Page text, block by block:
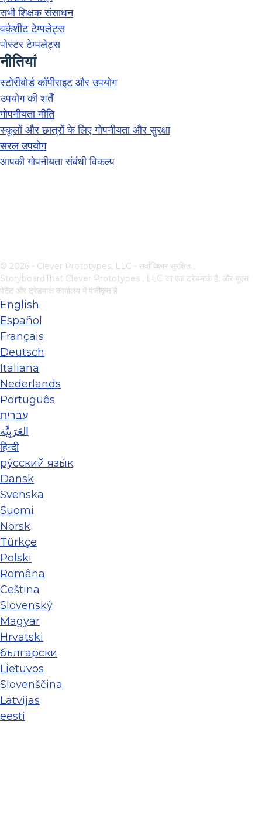
सभी शिक्षक संसाधन
वर्कशीट टेम्पलेट्स
पोस्टर टेम्पलेट्स
नीतियां
स्टोरीबोर्ड कॉपीराइट और उपयोग
उपयोग की शर्तें
गोपनीयता नीति
स्कूलों और छात्रों के लिए गोपनीयता और सुरक्षा
सरल उपयोग
आपकी गोपनीयता संबंधी विकल्प
© 2026 - Clever Prototypes, LLC - सर्वाधिकार सुरक्षित।
StoryboardThat Clever Prototypes , LLC का एक ट्रेडमार्क है, और यूएस
पेटेंट और ट्रेडमार्क कार्यालय में पंजीकृत है
English
Español
Français
Deutsch
Italiana
Nederlands
Português
עברית
العَرَبِيَّة
हिन्दी
ру́сский язы́к
Dansk
Svenska
Suomi
Norsk
Türkçe
Polski
Româna
Ceština
Slovenský
Magyar
Hrvatski
български
Lietuvos
Slovenščina
Latvijas
eesti